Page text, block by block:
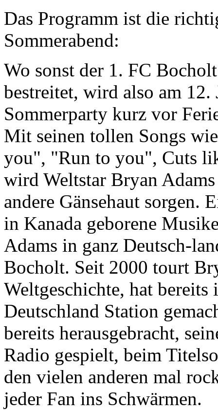
Das Programm ist die
Sommerabend:
Wo sonst der 1. FC
bestreitet, wird also am
Sommerparty kurz vor
Mit seinen tollen Songs
you", "Run to you", Cuts
wird Weltstar Bryan
andere Gänsehaut sorgen.
in Kanada geborene
Adams in ganz Deutsch-
Bocholt. Seit 2000 tourt
Weltgeschichte, hat
Deutschland Station
bereits herausgebracht,
Radio gespielt, beim
den vielen anderen mal
jeder Fan ins Schwärmen.